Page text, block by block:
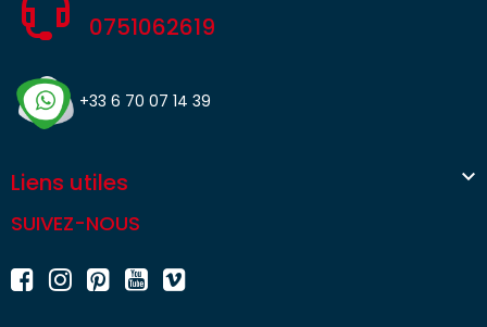
0751062619
+33 6 70 07 14 39
Liens utiles 
SUIVEZ-NOUS